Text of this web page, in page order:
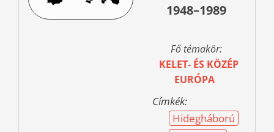
1948–1989
Fő témakör:
KELET- ÉS KÖZÉP
EURÓPA
Címkék:
Hidegháború